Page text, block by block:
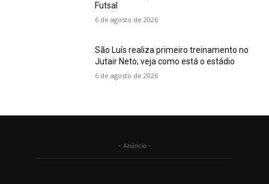
Futsal
6 de agosto de 2026
São Luís realiza primeiro treinamento no
Jutair Neto; veja como está o estádio
6 de agosto de 2026
- Anúncio -